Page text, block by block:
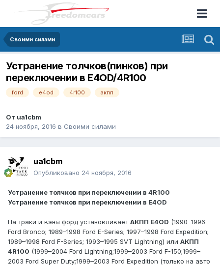
Своими силами
Устранение толчков(пинков) при
переключении в E4OD/4R100
ford e4od 4r100 акпп
От ua1cbm
24 ноября, 2016 в Своими силами
ua1cbm
Опубликовано 24 ноября, 2016
Устранение толчков при переключении в 4R100
Устранение толчков при переключении в E4OD
На траки и вэны форд установливаетАКПП E4OD (1990–1996
Ford Bronco; 1989–1998 Ford E-Series; 1997–1998 Ford Expedition;
1989–1998 Ford F-Series; 1993–1995 SVT Lightning) или АКПП
4R100 (1999–2004 Ford Lightning;1999–2003 Ford F-150;1999–
2003 Ford Super Duty;1999–2003 Ford Expedition (только на авто